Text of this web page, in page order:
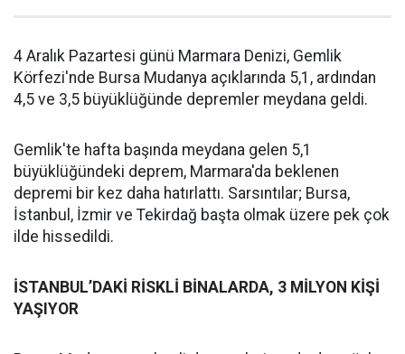
4 Aralık Pazartesi günü Marmara Denizi, Gemlik
Körfezi'nde Bursa Mudanya açıklarında 5,1, ardından
4,5 ve 3,5 büyüklüğünde depremler meydana geldi.
Gemlik'te hafta başında meydana gelen 5,1
büyüklüğündeki deprem, Marmara'da beklenen
depremi bir kez daha hatırlattı. Sarsıntılar; Bursa,
İstanbul, İzmir ve Tekirdağ başta olmak üzere pek çok
ilde hissedildi.
İSTANBUL’DAKİ RİSKLİ BİNALARDA, 3 MİLYON KİŞİ
YAŞIYOR